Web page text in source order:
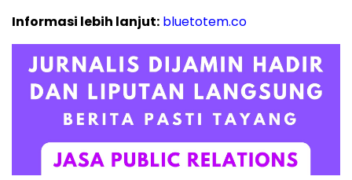
Informasi lebih lanjut: bluetotem.co